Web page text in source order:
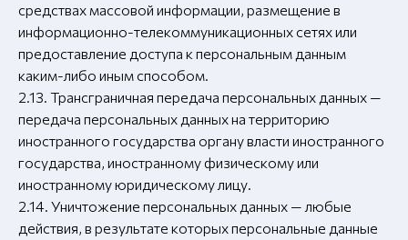
средствах массовой информации, размещение в
информационно-телекоммуникационных сетях или
предоставление доступа к персональным данным
каким-либо иным способом.
2.13. Трансграничная передача персональных данных —
передача персональных данных на территорию
иностранного государства органу власти иностранного
государства, иностранному физическому или
иностранному юридическому лицу.
2.14. Уничтожение персональных данных — любые
действия, в результате которых персональные данные